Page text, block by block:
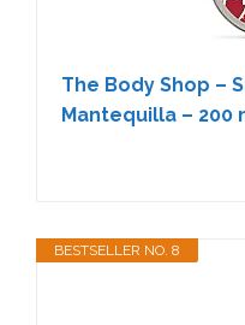
The Body Shop –
Mantequilla – 200
BESTSELLER NO. 8